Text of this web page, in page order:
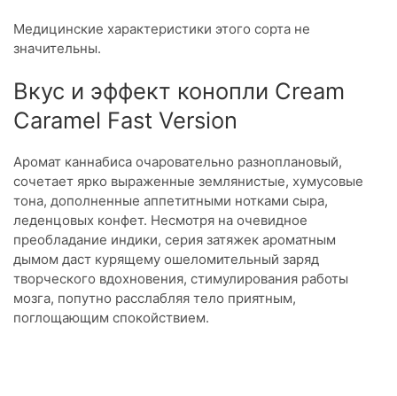
Медицинские характеристики этого сорта не
значительны.
Вкус и эффект конопли Cream
Caramel Fast Version
Аромат каннабиса очаровательно разноплановый,
сочетает ярко выраженные землянистые, хумусовые
тона, дополненные аппетитными нотками сыра,
леденцовых конфет. Несмотря на очевидное
преобладание индики, серия затяжек ароматным
дымом даст курящему ошеломительный заряд
творческого вдохновения, стимулирования работы
мозга, попутно расслабляя тело приятным,
поглощающим спокойствием.